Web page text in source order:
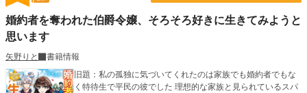
婚約者を奪われた伯爵令嬢、そろそろ好きに生きてみようと
思います
矢野りと
書籍情報
旧題：私の孤独に気づいてくれたのは家族でも婚約者でもな
く特待生で平民の彼でした 理想的な家族と見られているスパ